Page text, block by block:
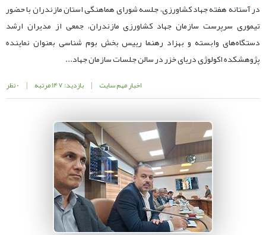
در آستانه هفته جهاد کشاورزی، جلسه شورای هماهنگی استان مازندران با حضور
تیموری سرپرست سازمان جهاد کشاورزی مازندران، جمعی از مدیران ارشد
دستگاه‌های وابسته و بهزاد رهنما رییس بخش بوم شناسی بعنوان نماینده
پژوهشکده اکولوژی دریای خزر در سالن جلسات سازمان جهاد...
اخبار مهم سایت | بازدید: 147 مرتبه | 0 نظر